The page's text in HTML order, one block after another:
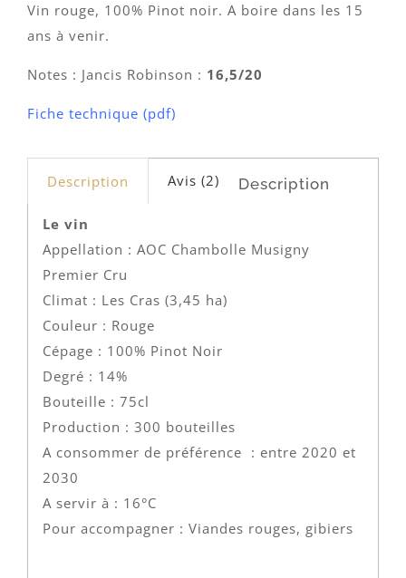
Vin rouge, 100% Pinot noir. A boire dans les 15
ans à venir.
Notes : Jancis Robinson : 16,5/20
Fiche technique (pdf)
Description Avis (2) Description
Le vin
Appellation : AOC Chambolle Musigny
Premier Cru
Climat : Les Cras (3,45 ha)
Couleur : Rouge
Cépage : 100% Pinot Noir
Degré : 14%
Bouteille : 75cl
Production : 300 bouteilles
A consommer de préférence : entre 2020 et
2030
A servir à : 16°C
Pour accompagner : Viandes rouges, gibiers